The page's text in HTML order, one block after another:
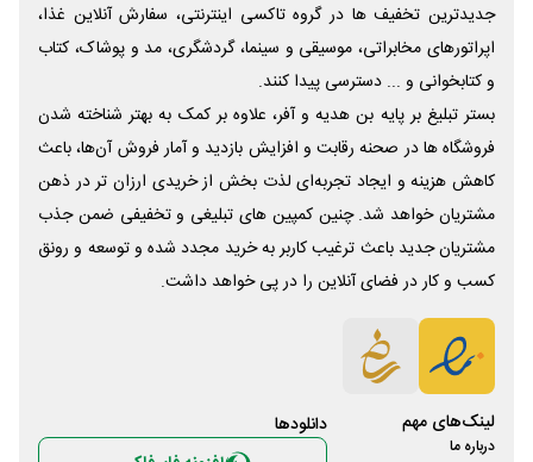
جدیدترین تخفیف ها در گروه تاکسی اینترنتی، سفارش آنلاین غذا،
اپراتورهای مخابراتی، موسیقی و سینما، گردشگری، مد و پوشاک، کتاب
و کتابخوانی و ... دسترسی پیدا کنند.
بستر تبلیغ بر پایه بن هدیه و آفر، علاوه بر کمک به بهتر شناخته شدن
فروشگاه ها در صحنه رقابت و افزایش بازدید و آمار فروش آن‌ها، باعث
کاهش هزینه و ایجاد تجربه‌ای لذت بخش از خریدی ارزان تر در ذهن
مشتریان خواهد شد. چنین کمپین های تبلیغی و تخفیفی ضمن جذب
مشتریان جدید باعث ترغیب کاربر به خرید مجدد شده و توسعه و رونق
کسب و کار در فضای آنلاین را در پی خواهد داشت.
لینک‌های مهم
درباره ما
دانلود‌ها